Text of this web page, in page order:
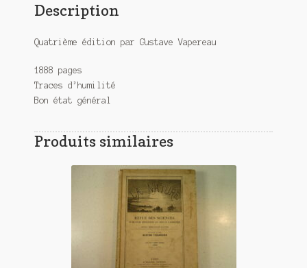
Description
Quatrième édition par Gustave Vapereau
1888 pages
Traces d’humilité
Bon état général
Produits similaires